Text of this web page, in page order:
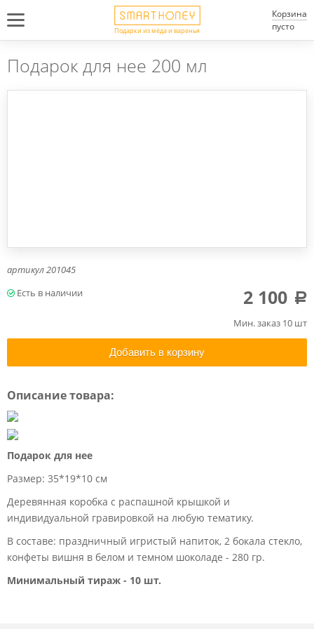
Подарки из мёда и варенья
Корзина
пусто
Подарок для нее 200 мл
артикул201045
Мин. заказ 10 шт
2 100 a
Добавить в корзину
Описание товара:
Подарок для нее
Размер: 35*19*10 см
Деревянная коробка с распашной крышкой и
индивидуальной гравировкой на любую тематику.
В составе: праздничный игристый напиток, 2 бокала стекло,
конфеты вишня в белом и темном шоколаде - 280 гр.
Минимальный тираж - 10 шт.